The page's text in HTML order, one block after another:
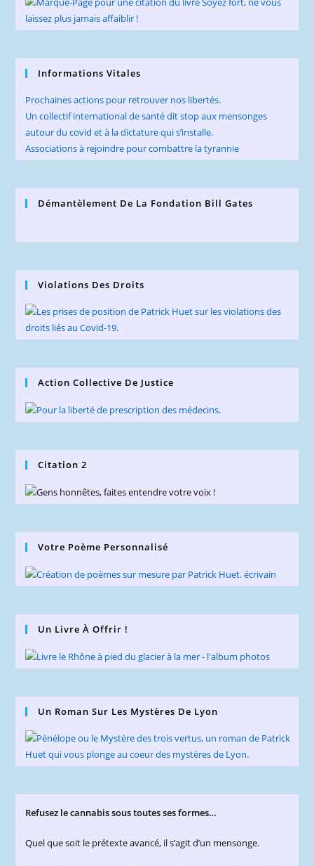
Informations Vitales
Prochaines actions pour retrouver nos libertés.
Un collectif international de santé dit stop aux mensonges
autour du covid et à la dictature qui s’installe.
Associations à rejoindre pour combattre la tyrannie
Démantèlement De La Fondation Bill Gates
Violations Des Droits
Action Collective De Justice
Citation 2
Votre Poème Personnalisé
Un Livre À Offrir !
Un Roman Sur Les Mystères De Lyon
Refusez le cannabis sous toutes ses formes…
Quel que soit le prétexte avancé, il s’agit d’un mensonge.